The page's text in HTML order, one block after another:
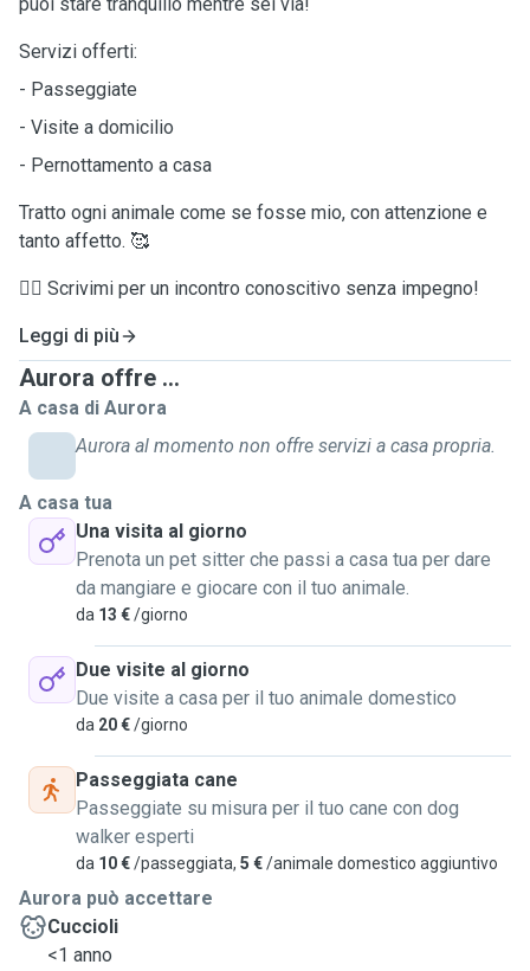
Servizi offerti:
- Passeggiate
- Visite a domicilio
- Pernottamento a casa
Tratto ogni animale come se fosse mio, con attenzione e
tanto affetto. 🥰
👉🏼 Scrivimi per un incontro conoscitivo senza impegno!
Leggi di più
Aurora offre ...
A casa di Aurora
Aurora al momento non offre servizi a casa propria.
A casa tua
Una visita al giorno
Prenota un pet sitter che passi a casa tua per dare
da mangiare e giocare con il tuo animale.
da 13 €/giorno
Due visite al giorno
Due visite a casa per il tuo animale domestico
da 20 €/giorno
Passeggiata cane
Passeggiate su misura per il tuo cane con dog
walker esperti
da 10 €/passeggiata, 5 €/animale domestico aggiuntivo
Aurora può accettare
Cuccioli
<1 anno